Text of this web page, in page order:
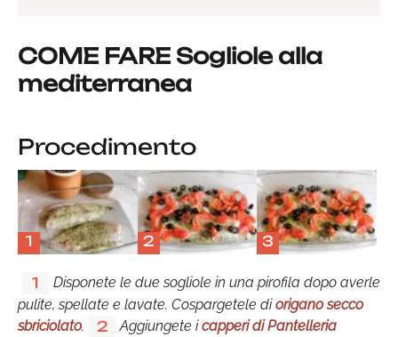
COME FARE Sogliole alla
mediterranea
Procedimento
1 2 3
1
Disponete le due sogliole in una pirofila dopo averle
pulite, spellate e lavate. Cospargetele diorigano secco
sbriciolato. 2 Aggiungete icapperi di Pantelleria